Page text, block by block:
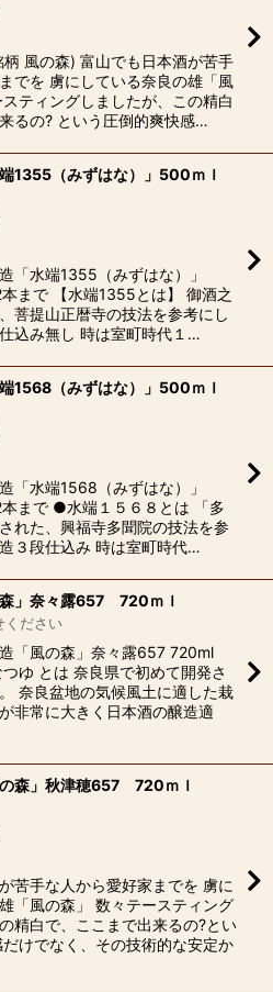
風の森) 富山でも日本酒が苦手
でを 虜にしている奈良の雄「風
ティングしましたが、この精白
るの? という圧倒的爽快感…
1355（みずはな）」500ｍｌ
水端1355（みずはな）」
まで 【水端1355とは】 御酒之
菩提山正暦寺の技法を参考にし
込み無し 時は室町時代１…
1568（みずはな）」500ｍｌ
水端1568（みずはな）」
まで ●水端１５６８とは 「多
れた、興福寺多聞院の技法を参
３段仕込み 時は室町時代…
」奈々露657 720ｍｌ
ください
「風の森」奈々露657 720ml
つゆ とは 奈良県で初めて開発さ
奈良盆地の気候風土に適した栽
非常に大きく日本酒の醸造適
森」秋津穂657 720ｍｌ
苦手な人から愛好家までを 虜に
「風の森」 数々テースティング
精白で、ここまで出来るの?とい
けでなく、その技術的な安定か